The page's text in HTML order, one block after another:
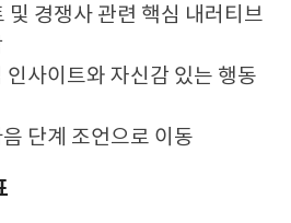
및 경쟁사 관련 핵심 내러티브
인사이트와 자신감 있는 행동
단계 조언으로 이동